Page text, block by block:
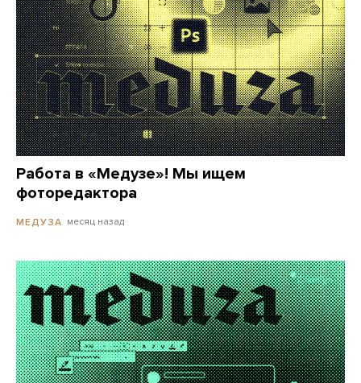
Работа в «Медузе»! Мы ищем
фоторедактора
МЕДУЗА месяц назад